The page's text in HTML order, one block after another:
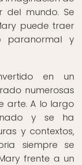
del mundo. Se
puede traer
paranormal y
en un
numerosas
arte. A lo largo
y se ha
y contextos,
siempre se
frente a un